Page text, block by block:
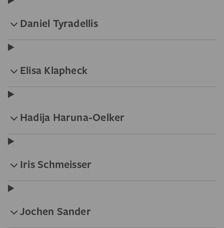
Daniel Tyradellis
Elisa Klapheck
Hadija Haruna-Oelker
Iris Schmeisser
Jochen Sander